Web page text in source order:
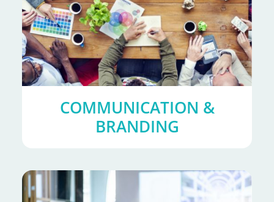
COMMUNICATION &
BRANDING